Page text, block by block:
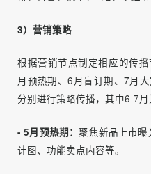
直播阵地以抖音直播间为
博、抖音、快手、B站、小
3）营销策略